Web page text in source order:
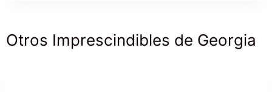
Otros Imprescindibles de Georgia